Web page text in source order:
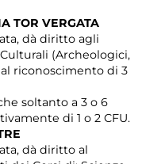
TOR VERGATA
dà diritto agli
(Archeologici,
riconoscimento di 3
soltanto a 3 o 6
di 1 o 2 CFU.
dà diritto al